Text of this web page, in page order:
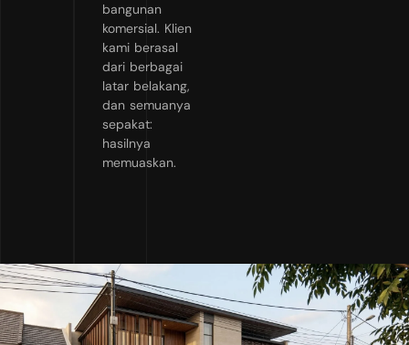
bangunan
komersial. Klien
kami berasal
dari berbagai
latar belakang,
dan semuanya
sepakat:
hasilnya
memuaskan.